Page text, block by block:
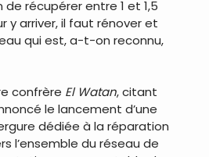
de récupérer entre 1 et 1,5
y arriver, il faut rénover et
qui est, a-t-on reconnu,
confrère El Watan, citant
le lancement d’une
dédiée à la réparation
l’ensemble du réseau de